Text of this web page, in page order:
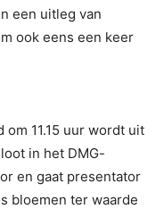
een uitleg van
ook eens een keer
om 11.15 uur wordt uit
in het DMG-
en gaat presentator
bloemen ter waarde